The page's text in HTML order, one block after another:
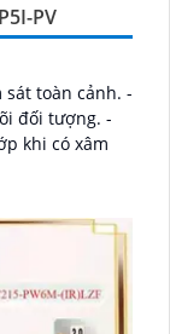
PV
sát toàn cảnh. -
đối tượng. -
khi có xâm